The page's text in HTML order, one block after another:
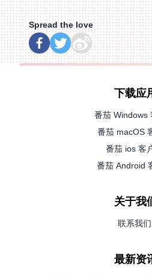
Spread the love
下载应
番茄 Windows
番茄 macOS
番茄 ios 客
番茄 Android
关于我
联系我们
最新资